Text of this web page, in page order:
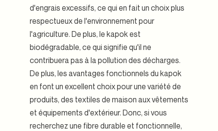
d'engrais excessifs, ce qui en fait un choix plus
respectueux de l'environnement pour
l'agriculture. De plus, le kapok est
biodégradable, ce qui signifie qu'il ne
contribuera pas à la pollution des décharges.
De plus, les avantages fonctionnels du kapok
en font un excellent choix pour une variété de
produits, des textiles de maison aux vêtements
et équipements d'extérieur. Donc, si vous
recherchez une fibre durable et fonctionnelle,